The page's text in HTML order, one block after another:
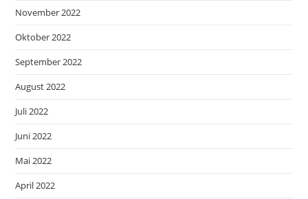
November 2022
Oktober 2022
September 2022
August 2022
Juli 2022
Juni 2022
Mai 2022
April 2022